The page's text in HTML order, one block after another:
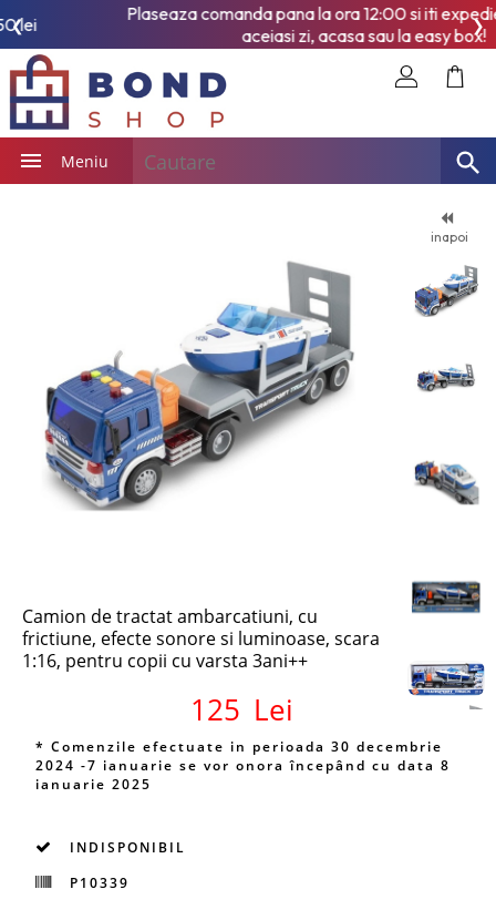
Plaseaza comanda pana la ora 12:00 si iti expediem produsul in
aceiasi zi, acasa sau la easy box!
❮ ❯
Meniu
inapoi
Camion de tractat ambarcatiuni, cu
frictiune, efecte sonore si luminoase, scara
1:16, pentru copii cu varsta 3ani++
125 Lei
* Comenzile efectuate in perioada 30 decembrie
2024 -7 ianuarie se vor onora începând cu data 8
ianuarie 2025
INDISPONIBIL
P10339